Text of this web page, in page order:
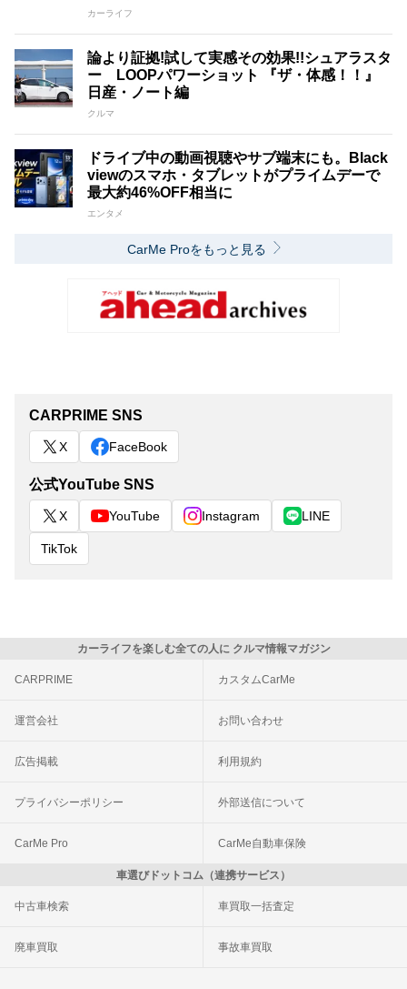
カーライフ
論より証拠!試して実感その効果!!シュアラスタ
ー LOOPパワーショット 『ザ・体感！！』
日産・ノート編
クルマ
ドライブ中の動画視聴やサブ端末にも。Black
viewのスマホ・タブレットがプライムデーで
最大約46%OFF相当に
エンタメ
CarMe Proをもっと見る
CARPRIME SNS
X FaceBook
公式YouTube SNS
X YouTube Instagram LINE
TikTok
カーライフを楽しむ全ての人に クルマ情報マガジン
CARPRIME カスタムCarMe
運営会社 お問い合わせ
広告掲載 利用規約
プライバシーポリシー 外部送信について
CarMe Pro CarMe自動車保険
車選びドットコム（連携サービス）
中古車検索 車買取一括査定
廃車買取 事故車買取